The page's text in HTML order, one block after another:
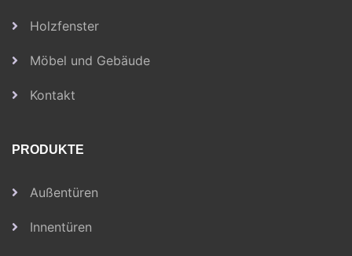
Holzfenster
Möbel und Gebäude
Kontakt
PRODUKTE
Außentüren
Innentüren